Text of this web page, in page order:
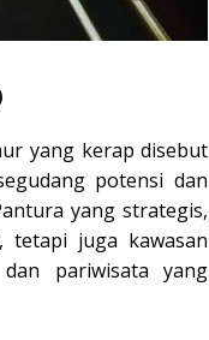
yang kerap disebut
potensi dan
yang strategis,
tetapi juga kawasan
pariwisata yang